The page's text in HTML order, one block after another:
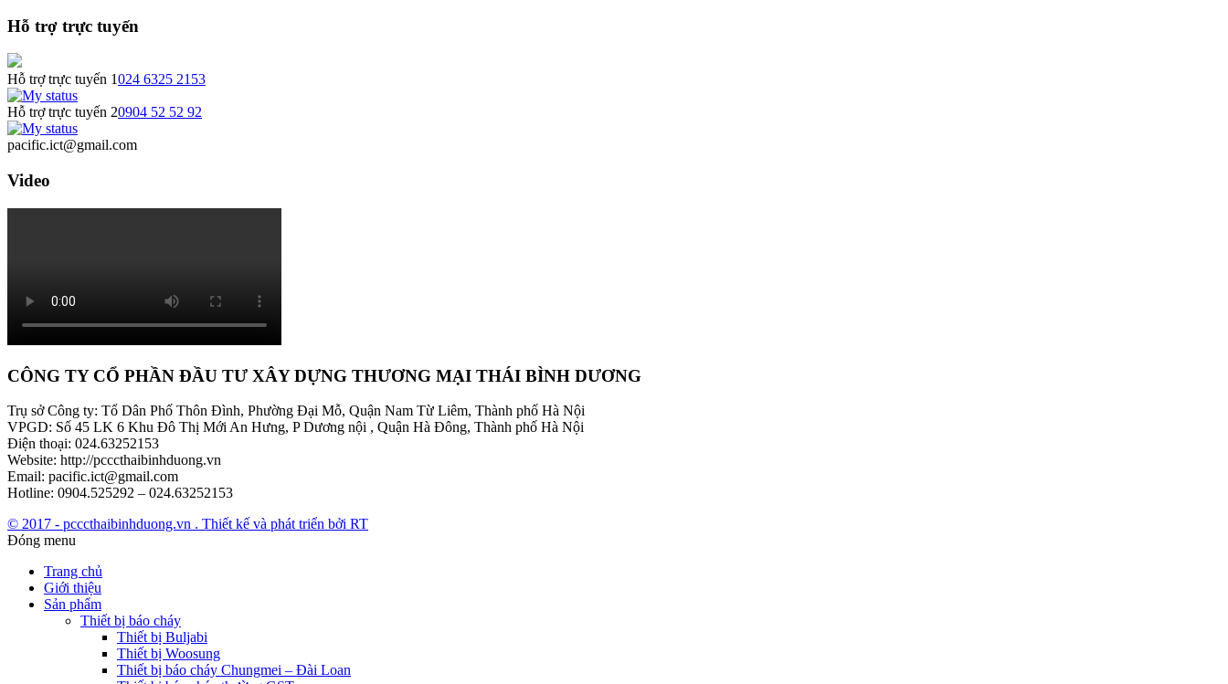
Hỗ trợ trực tuyến
Hỗ trợ trực tuyến 1024 6325 2153
Hỗ trợ trực tuyến 20904 52 52 92
pacific.ict@gmail.com
Video
CÔNG TY CỔ PHẦN ĐẦU TƯ XÂY DỰNG THƯƠNG MẠI THÁI BÌNH DƯƠNG
Trụ sở Công ty: Tổ Dân Phố Thôn Đình, Phường Đại Mỗ, Quận Nam Từ Liêm, Thành phố Hà Nội
VPGD: Số 45 LK 6 Khu Đô Thị Mới An Hưng, P Dương nội , Quận Hà Đông, Thành phố Hà Nội
Điện thoại: 024.63252153
Website: http://pcccthaibinhduong.vn
Email: pacific.ict@gmail.com
Hotline: 0904.525292 – 024.63252153
© 2017 - pcccthaibinhduong.vn . Thiết kế và phát triển bởi RT
Đóng menu
Trang chủ
Giới thiệu
Sản phẩm
Thiết bị báo cháy
Thiết bị Buljabi
Thiết bị Woosung
Thiết bị báo cháy Chungmei – Đài Loan